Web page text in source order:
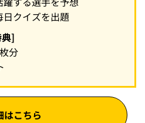
クイズを出題
]
分
はこちら